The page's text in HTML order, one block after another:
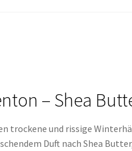
– Shea
trockene und rissige
Duft nach Shea